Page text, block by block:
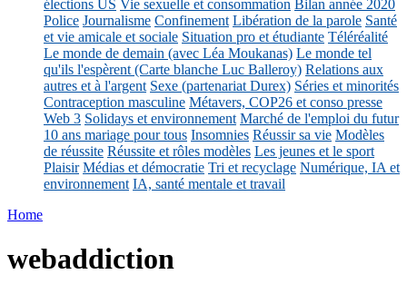
élections US Vie sexuelle et consommation Bilan année 2020
Police Journalisme Confinement Libération de la parole Santé
et vie amicale et sociale Situation pro et étudiante Téléréalité
Le monde de demain (avec Léa Moukanas) Le monde tel
qu'ils l'espèrent (Carte blanche Luc Balleroy) Relations aux
autres et à l'argent Sexe (partenariat Durex) Séries et minorités
Contraception masculine Métavers, COP26 et conso presse
Web 3 Solidays et environnement Marché de l'emploi du futur
10 ans mariage pour tous Insomnies Réussir sa vie Modèles
de réussite Réussite et rôles modèles Les jeunes et le sport
Plaisir Médias et démocratie Tri et recyclage Numérique, IA et
environnement IA, santé mentale et travail
Home
webaddiction